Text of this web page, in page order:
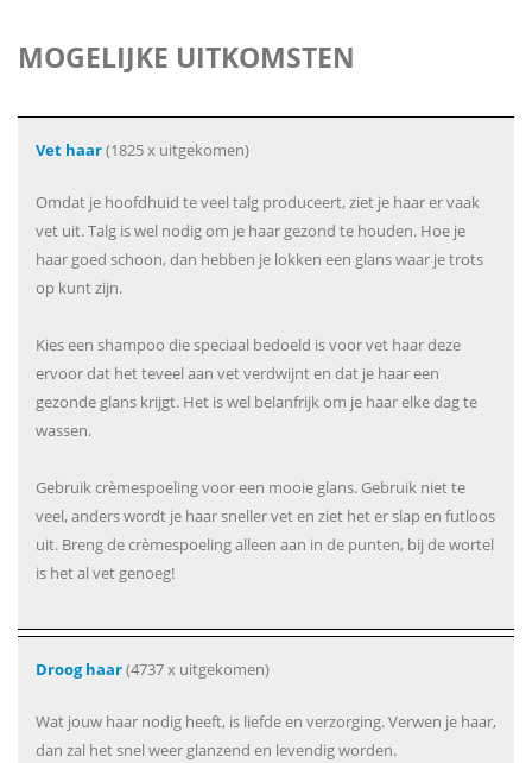
MOGELIJKE UITKOMSTEN
Vet haar(1825 x uitgekomen)
Omdat je hoofdhuid te veel talg produceert, ziet je haar er vaak
vet uit. Talg is wel nodig om je haar gezond te houden. Hoe je
haar goed schoon, dan hebben je lokken een glans waar je trots
op kunt zijn.
Kies een shampoo die speciaal bedoeld is voor vet haar deze
ervoor dat het teveel aan vet verdwijnt en dat je haar een
gezonde glans krijgt. Het is wel belanfrijk om je haar elke dag te
wassen.
Gebruik crèmespoeling voor een mooie glans. Gebruik niet te
veel, anders wordt je haar sneller vet en ziet het er slap en futloos
uit. Breng de crèmespoeling alleen aan in de punten, bij de wortel
is het al vet genoeg!
Droog haar(4737 x uitgekomen)
Wat jouw haar nodig heeft, is liefde en verzorging. Verwen je haar,
dan zal het snel weer glanzend en levendig worden.